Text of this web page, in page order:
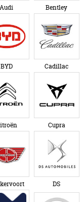
Audi Bentley
BYD Cadillac
Cupra
DS